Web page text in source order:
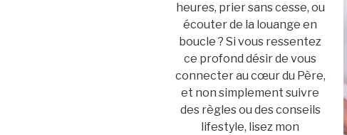
heures, prier sans cesse, ou
écouter de la louange en
boucle ? Si vous ressentez
ce profond désir de vous
connecter au cœur du Père,
et non simplement suivre
des règles ou des conseils
lifestyle, lisez mon